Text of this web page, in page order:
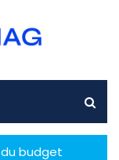
du budget